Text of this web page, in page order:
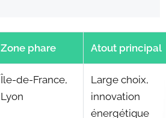
Zone phare Atout principal
Île-de-France,
Lyon
Large choix,
innovation
énergétique